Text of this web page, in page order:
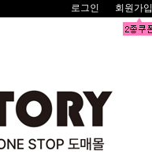
로그인 회원가입